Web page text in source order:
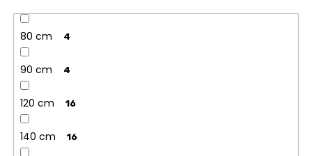
80 cm 4
90 cm 4
120 cm 16
140 cm 16